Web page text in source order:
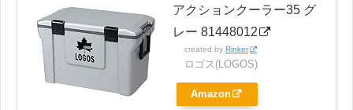
アクションクーラー35 グ
レー 81448012
created by Rinker
ロゴス(LOGOS)
Amazon